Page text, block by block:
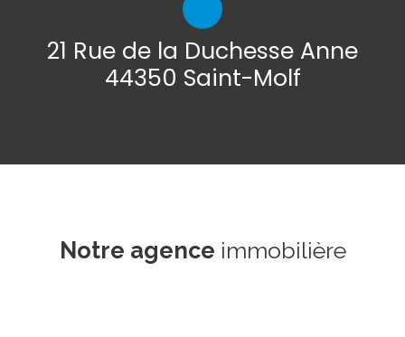
21 Rue de la Duchesse Anne
44350 Saint-Molf
Notre agence immobilière